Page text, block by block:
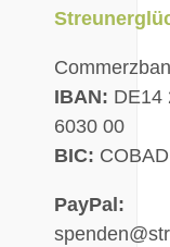
IBAN: DE14
6030 00
BIC:
PayPal: